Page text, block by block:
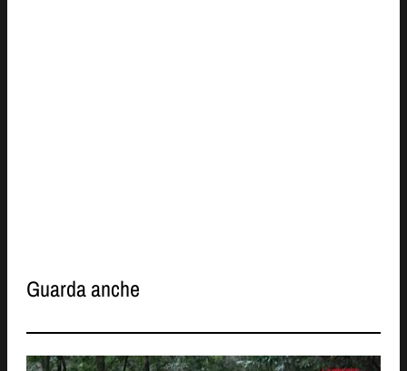
Guarda anche